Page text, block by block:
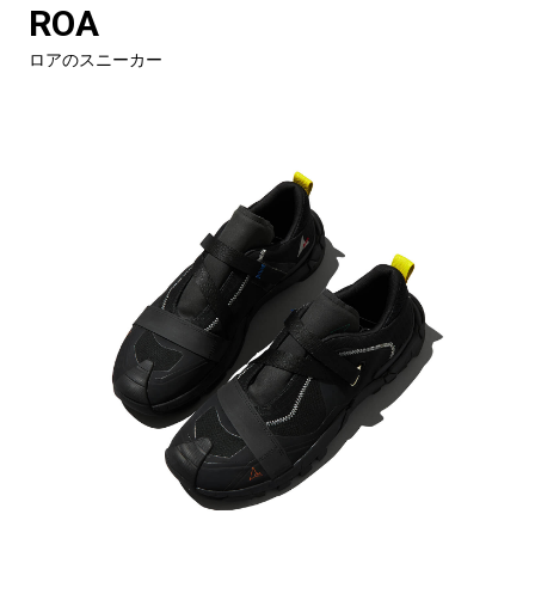
ROA
ロアのスニーカー